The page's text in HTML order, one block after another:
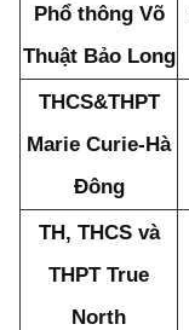
Phổ thông Võ
Thuật Bảo Long
THCS&THPT
Marie Curie-Hà
Đông
TH, THCS và
THPT True
North